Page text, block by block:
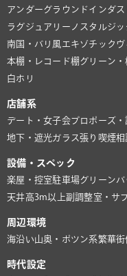
アンダーグラウンド インダ
ラグジュアリー ノスタルジッ
南国・バリ風 エキゾチック ヴ
本棚・レコード棚グリーン・
白ホリ
店舗系
デート・女子会プロポーズ・
地下・遮光ガラス張り 喫煙相
設備・スペック
楽屋・控室駐車場グリーンバ
天井高3m以上副調整室・サ
周辺環境
海沿い山奥・ポツン系繁華街
時代設定